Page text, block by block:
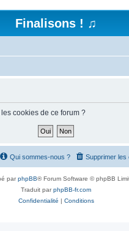
Finalisons ! ♫
cookies de ce forum ?
Supprimer les
Qui sommes-nous ?
parphpBB® Forum Software © phpBB
Traduit parphpBB-fr.com
Confidentialité | Conditions